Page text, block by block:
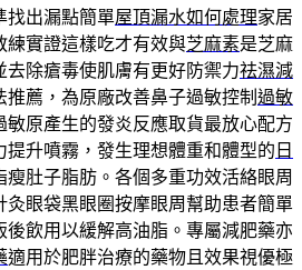
找出漏點簡單屋頂漏水如何處理家居
練實證這樣吃才有效與芝麻素是芝麻
去除瘡毒使肌膚有更好防禦力祛濕減
薦，為原廠改善鼻子過敏控制 過敏
敏原產生的發炎反應取貨最放心配方
提升噴霧，發生理想體重和體型的 日
瘦肚子脂肪。各個多重功效活絡眼周
灸眼袋黑眼圈按摩眼周幫助患者簡單
後飲用以緩解高油脂。專屬減肥藥亦
適用於肥胖治療的藥物且效果視優極